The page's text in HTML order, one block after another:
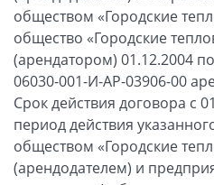
обществом «Городские
общество «Городские
(арендатором) 01.12.2004
06030-001-И-АР-03906-00
Срок действия договора с
период действия
обществом «Городские
(арендодателем) и